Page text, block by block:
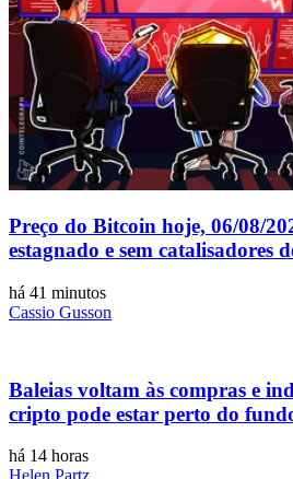
Preço do Bitcoin hoje, 06/08/
estagnado e sem catalisadores
há 41 minutos
Cassio Gusson
Baleias voltam às compras e
cripto pode estar perto do
há 14 horas